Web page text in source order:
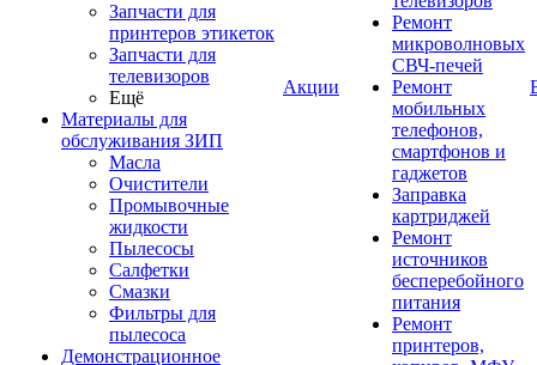
Запчасти для
принтеров этикеток
Запчасти для
телевизоров
Ещё
Материалы для
обслуживания ЗИП
Масла
Очистители
Промывочные
жидкости
Пылесосы
Салфетки
Смазки
Фильтры для
пылесоса
Демонстрационное
Акции
Ремонт
микроволновых
СВЧ-печей
Ремонт
мобильных
телефонов,
смартфонов и
гаджетов
Заправка
картриджей
Ремонт
источников
бесперебойного
питания
Ремонт
принтеров,